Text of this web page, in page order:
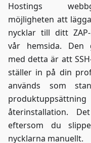
Hostings
möjligheten att
nycklar till ditt
vår hemsida. Den
med detta är att
ställer in på din
används som
återinstallation.
eftersom du
nycklarna manuellt.